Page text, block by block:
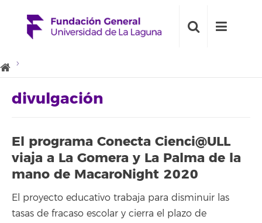
divulgación
El programa Conecta Cienci@ULL
viaja a La Gomera y La Palma de la
mano de MacaroNight 2020
El proyecto educativo trabaja para disminuir las
tasas de fracaso escolar y cierra el plazo de